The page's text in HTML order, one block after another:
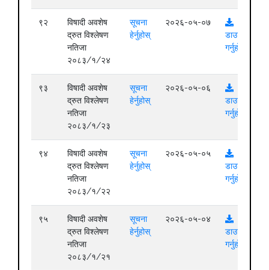
९२
विषादी अवशेष
द्रुत विश्लेषण
नतिजा
२०८३/१/२४
सूचना
हेर्नुहोस्
२०२६-०५-०७
डाउनलोड
गर्नुहोस्
९३
विषादी अवशेष
द्रुत विश्लेषण
नतिजा
२०८३/१/२३
सूचना
हेर्नुहोस्
२०२६-०५-०६
डाउनलोड
गर्नुहोस्
९४
विषादी अवशेष
द्रुत विश्लेषण
नतिजा
२०८३/१/२२
सूचना
हेर्नुहोस्
२०२६-०५-०५
डाउनलोड
गर्नुहोस्
९५
विषादी अवशेष
द्रुत विश्लेषण
नतिजा
२०८३/१/२१
सूचना
हेर्नुहोस्
२०२६-०५-०४
डाउनलोड
गर्नुहोस्